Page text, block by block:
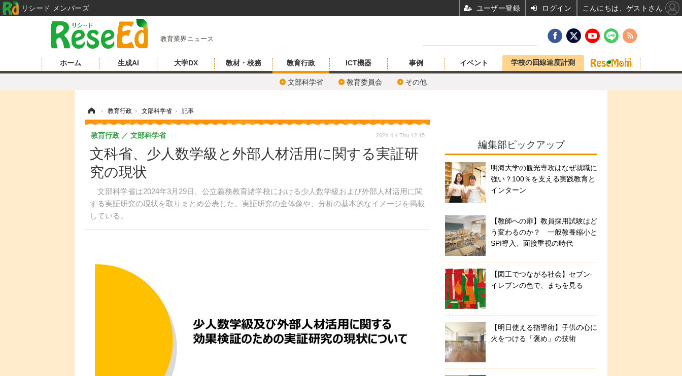
教育業界ニュース
ホーム 生成AI 大学DX 教材・校務 教育行政
文部科学省 教育委員会 その他
ICT機器 事例 イベント 学校の回線速度計測
› 教育行政 › 文部科学省 › 記事
文科省、少人数学級と外部人材活用に関する実証研
究の現状
文部科学省は2024年3月29日、公立義務教育諸学校における少人数学級および外部人材活用に関
する実証研究の現状を取りまとめ公表した。実証研究の全体像や、分析の基本的なイメージを掲載
している。
教育行政 文部科学省 2024.4.4 Thu 12:15
編集部ピックアップ
明海大学の観光専攻はなぜ就職に
強い？100％を支える実践教育と
インターン
【教師への扉】教員採用試験はど
う変わるのか？ 一般教養縮小と
SPI導入、面接重視の時代
【図工でつながる社会】セブン‐
イレブンの色で、まちを見る
【明日使える指導術】子供の心に
火をつける「褒め」の技術
リシード メンバーズ ユーザー登録 ログイン こんにちは、ゲストさん